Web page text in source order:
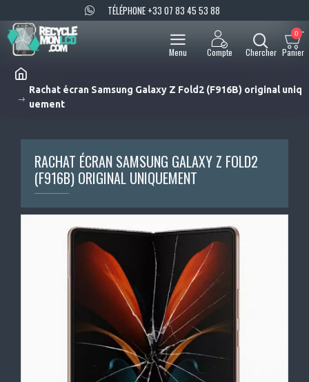
TÉLÉPHONE +33 07 83 45 53 88
0
Rachat écran Samsung Galaxy Z Fold2 (F916B) original uniq
uement
RACHAT ÉCRAN SAMSUNG GALAXY Z FOLD2
(F916B) ORIGINAL UNIQUEMENT